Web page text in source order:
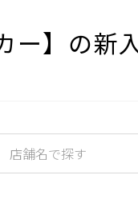
ー】の新